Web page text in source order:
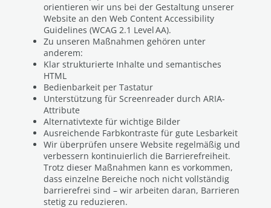
orientieren wir uns bei der Gestaltung unserer
Website an den Web Content Accessibility
Guidelines (WCAG 2.1 Level AA).
Zu unseren Maßnahmen gehören unter
anderem:
Klar strukturierte Inhalte und semantisches
HTML
Bedienbarkeit per Tastatur
Unterstützung für Screenreader durch ARIA-
Attribute
Alternativtexte für wichtige Bilder
Ausreichende Farbkontraste für gute Lesbarkeit
Wir überprüfen unsere Website regelmäßig und
verbessern kontinuierlich die Barrierefreiheit.
Trotz dieser Maßnahmen kann es vorkommen,
dass einzelne Bereiche noch nicht vollständig
barrierefrei sind – wir arbeiten daran, Barrieren
stetig zu reduzieren.